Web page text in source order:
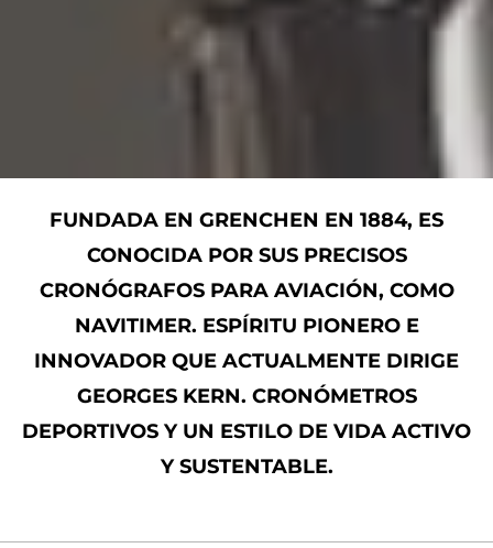
FUNDADA EN GRENCHEN EN 1884, ES
CONOCIDA POR SUS PRECISOS
CRONÓGRAFOS PARA AVIACIÓN, COMO
NAVITIMER. ESPÍRITU PIONERO E
INNOVADOR QUE ACTUALMENTE DIRIGE
GEORGES KERN. CRONÓMETROS
DEPORTIVOS Y UN ESTILO DE VIDA ACTIVO
Y SUSTENTABLE.